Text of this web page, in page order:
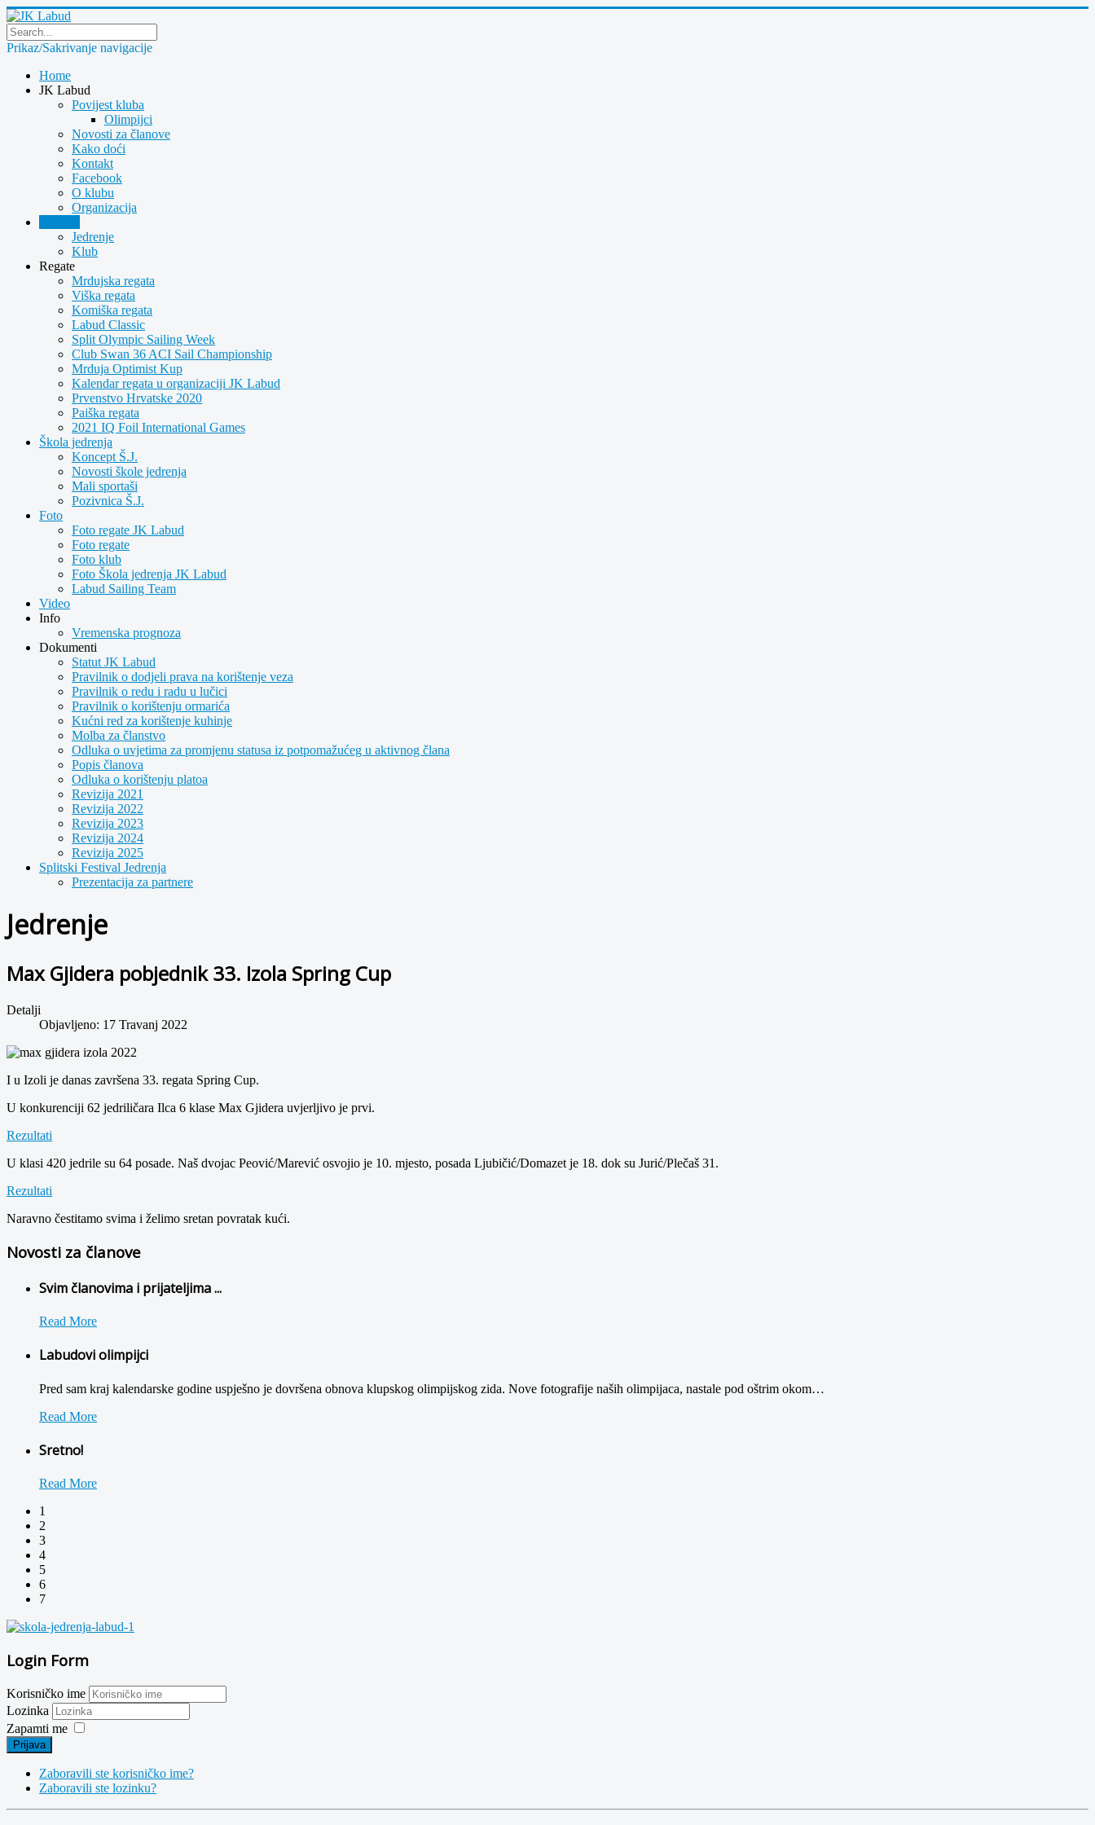
Prikaz/Sakrivanje navigacije
Home
JK Labud
Povijest kluba
Olimpijci
Novosti za članove
Kako doći
Kontakt
Facebook
O klubu
Organizacija
Jedrenje
Klub
Regate
Mrdujska regata
Viška regata
Komiška regata
Labud Classic
Split Olympic Sailing Week
Club Swan 36 ACI Sail Championship
Mrduja Optimist Kup
Kalendar regata u organizaciji JK Labud
Prvenstvo Hrvatske 2020
Paiška regata
2021 IQ Foil International Games
Škola jedrenja
Koncept Š.J.
Novosti škole jedrenja
Mali sportaši
Pozivnica Š.J.
Foto
Foto regate JK Labud
Foto regate
Foto klub
Foto Škola jedrenja JK Labud
Labud Sailing Team
Video
Info
Vremenska prognoza
Dokumenti
Statut JK Labud
Pravilnik o dodjeli prava na korištenje veza
Pravilnik o redu i radu u lučici
Pravilnik o korištenju ormarića
Kućni red za korištenje kuhinje
Molba za članstvo
Odluka o uvjetima za promjenu statusa iz potpomažućeg u aktivnog člana
Popis članova
Odluka o korištenju platoa
Revizija 2021
Revizija 2022
Revizija 2023
Revizija 2024
Revizija 2025
Splitski Festival Jedrenja
Prezentacija za partnere
Jedrenje
Max Gjidera pobjednik 33. Izola Spring Cup
Detalji
Objavljeno: 17 Travanj 2022
I u Izoli je danas završena 33. regata Spring Cup.
U konkurenciji 62 jedriličara Ilca 6 klase Max Gjidera uvjerljivo je prvi.
Rezultati
U klasi 420 jedrile su 64 posade. Naš dvojac Peović/Marević osvojio je 10. mjesto, posada Ljubičić/Domazet je 18. dok su Jurić/Plečaš 31.
Rezultati
Naravno čestitamo svima i želimo sretan povratak kući.
Novosti za članove
Svim članovima i prijateljima ...
Read More
Labudovi olimpijci
Pred sam kraj kalendarske godine uspješno je dovršena obnova klupskog olimpijskog zida. Nove fotografije naših olimpijaca, nastale pod oštrim okom…
Read More
Sretno!
Read More
1
2
3
4
5
6
7
Login Form
Korisničko ime
Lozinka
Zapamti me
Prijava
Zaboravili ste korisničko ime?
Zaboravili ste lozinku?